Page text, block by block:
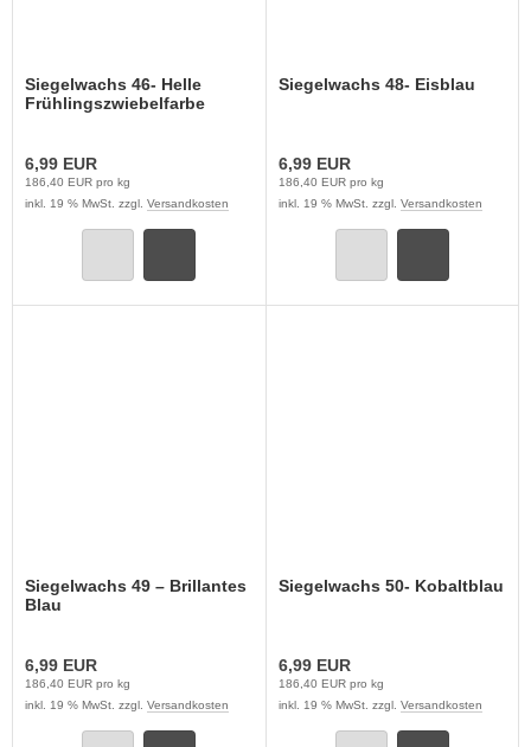
Siegelwachs 46- Helle
Frühlingszwiebelfarbe
6,99 EUR
186,40 EUR pro kg
inkl. 19 % MwSt. zzgl. Versandkosten
Siegelwachs 48- Eisblau
6,99 EUR
186,40 EUR pro kg
inkl. 19 % MwSt. zzgl. Versandkosten
Siegelwachs 49 – Brillantes
Blau
6,99 EUR
186,40 EUR pro kg
inkl. 19 % MwSt. zzgl. Versandkosten
Siegelwachs 50- Kobaltblau
6,99 EUR
186,40 EUR pro kg
inkl. 19 % MwSt. zzgl. Versandkosten